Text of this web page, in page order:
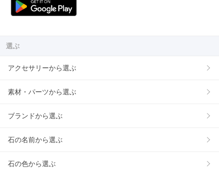
選ぶ
アクセサリーから選ぶ
素材・パーツから選ぶ
ブランドから選ぶ
石の名前から選ぶ
石の色から選ぶ